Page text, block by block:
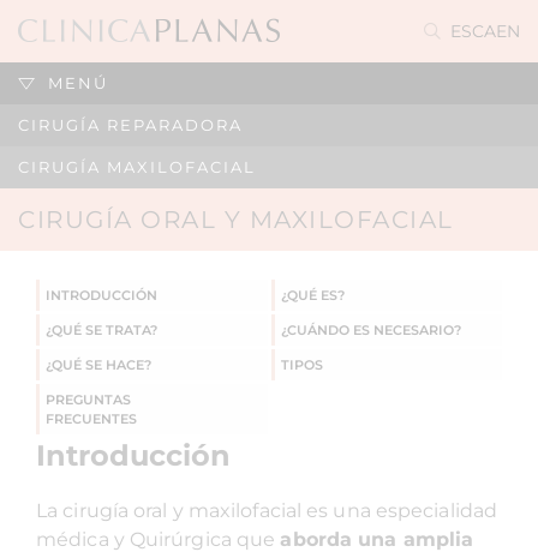
ESCAEN
MENÚ
CIRUGÍA REPARADORA
CIRUGÍA MAXILOFACIAL
CIRUGÍA ORAL Y MAXILOFACIAL
INTRODUCCIÓN ¿QUÉ ES?
¿QUÉ SE TRATA? ¿CUÁNDO ES NECESARIO?
¿QUÉ SE HACE? TIPOS
PREGUNTAS
FRECUENTES
Introducción
La cirugía oral y maxilofacial es una especialidad
médica y Quirúrgica que aborda una amplia